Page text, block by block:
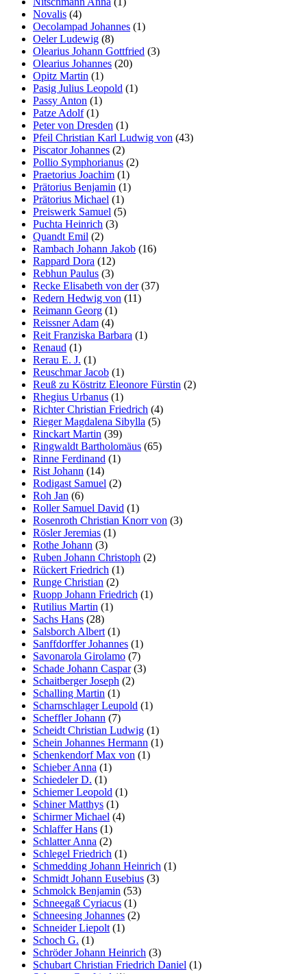
Novalis (4)
Oecolampad Johannes (1)
Oeler Ludewig (8)
Olearius Johann Gottfried (3)
Olearius Johannes (20)
Opitz Martin (1)
Pasig Julius Leopold (1)
Passy Anton (1)
Patze Adolf(1)
Peter von Dresden (1)
Pfeil Christian Karl Ludwig von (43)
Piscator Johannes (2)
Pollio Symphorianus (2)
Praetorius Joachim (1)
Prätorius Benjamin (1)
Prätorius Michael (1)
Preiswerk Samuel (5)
Puchta Heinrich (3)
Quandt Emil (2)
Rambach Johann Jakob (16)
Rappard Dora (12)
Rebhun Paulus (3)
Recke Elisabeth von der(37)
Redern Hedwig von (11)
Reimann Georg (1)
Reissner Adam (4)
Reit Franziska Barbara (1)
Renaud (1)
Rerau E. J. (1)
Reuschmar Jacob (1)
Reuß zu Köstritz Eleonore Fürstin (2)
Rhegius Urbanus (1)
Richter Christian Friedrich (4)
Rieger Magdalena Sibylla (5)
Rinckart Martin (39)
Ringwaldt Bartholomäus (65)
Rinne Ferdinand (1)
Rist Johann (14)
Rodigast Samuel (2)
Roh Jan (6)
Roller Samuel David (1)
Rosenroth Christian Knorr von (3)
Rösler Jeremias (1)
Rothe Johann (3)
Ruben Johann Christoph (2)
Rückert Friedrich (1)
Runge Christian (2)
Ruopp Johann Friedrich (1)
Rutilius Martin (1)
Sachs Hans (28)
Salsborch Albert (1)
Sanffdorffer Johannes (1)
Savonarola Girolamo (7)
Schade Johann Caspar(3)
Schaitberger Joseph (2)
Schalling Martin (1)
Scharnschlager Leupold (1)
Scheffler Johann (7)
Scheidt Christian Ludwig (1)
Schein Johannes Hermann (1)
Schenkendorf Max von (1)
Schieber Anna (1)
Schiedeler D. (1)
Schiemer Leopold (1)
Schiner Matthys (1)
Schirmer Michael (4)
Schlaffer Hans (1)
Schlatter Anna (2)
Schlegel Friedrich (1)
Schmedding Johann Heinrich (1)
Schmidt Johann Eusebius (3)
Schmolck Benjamin (53)
Schneegaß Cyriacus (1)
Schneesing Johannes (2)
Schneider Liepolt (1)
Schoch G. (1)
Schröder Johann Heinrich (3)
Schubart Christian Friedrich Daniel (1)